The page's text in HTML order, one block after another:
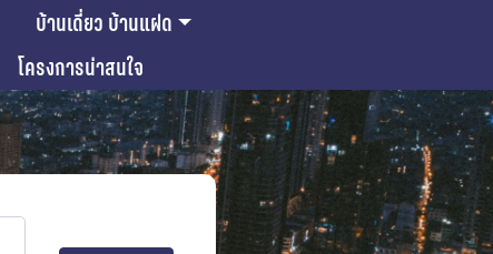
บ้านเดี่ยว บ้านแฝด
โครงการน่าสนใจ